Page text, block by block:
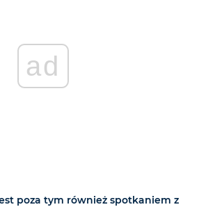
ad
poza tym również spotkaniem z